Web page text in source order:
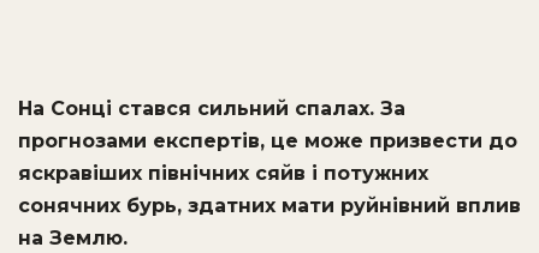
На Сонці стався сильний спалах. За
прогнозами експертів, це може призвести до
яскравіших північних сяйв і потужних
сонячних бурь, здатних мати руйнівний вплив
на Землю.